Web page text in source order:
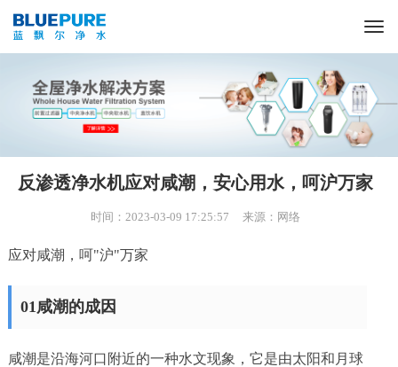
首页
关于我们
产品中心
反渗透净水机应对咸潮，安心用水，呵沪万家
时间：2023-03-09 17:25:57 来源：网络
应对咸潮，呵"沪"万家
01咸潮的成因
咸潮是沿海河口附近的一种水文现象，它是由太阳和月球